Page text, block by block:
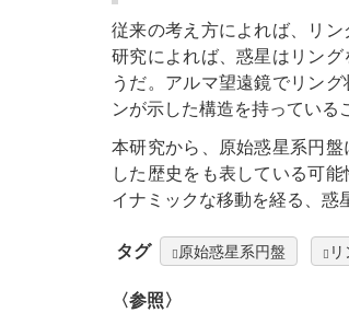
従来の考え方によれば、リ
研究によれば、惑星はリン
うだ。アルマ望遠鏡でリン
ンが示した構造を持っている
本研究から、原始惑星系円
した歴史をも表している可
イナミックな移動を経る、惑
タグ 原始惑星系円盤
〈参照〉